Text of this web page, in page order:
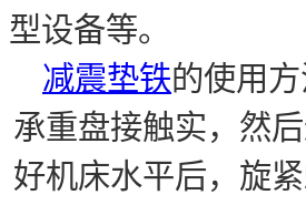
型设备等。
减震垫铁的使用
承重盘接触实，然
好机床水平后，旋